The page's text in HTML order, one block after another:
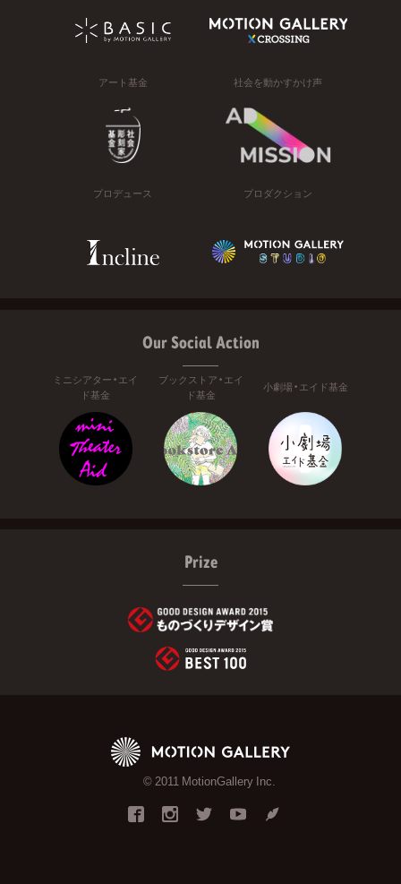
アート基金 社会を動かすかけ声
プロデュース プロダクション
Our Social Action
ミニシアター・エイ
ド基金
ブックストア・エイ
ド基金
小劇場・エイド基金
Prize
© 2011 MotionGallery Inc.